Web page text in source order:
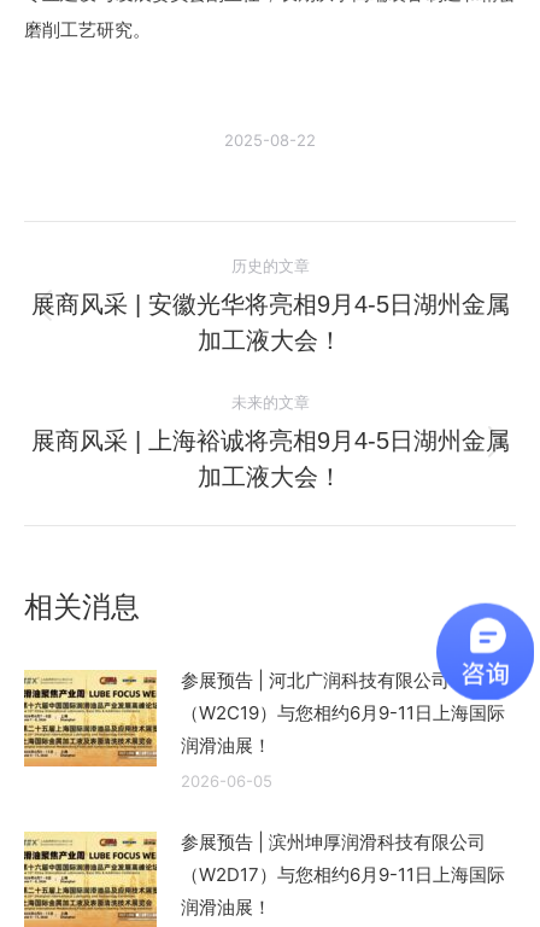
磨削工艺研究。
2025-08-22
章
历史的文章
历
史
文
章：
展商风采 | 安徽光华将亮相9月4-5日湖州金属
加工液大会！
未来的文章
未
来
的
展商风采 | 上海裕诚将亮相9月4-5日湖州金属
加工液大会！
相关消息
参展预告 | 河北广润科技有限公司
（W2C19）与您相约6月9-11日上海国际
润滑油展！
2026-06-05
参展预告 | 滨州坤厚润滑科技有限公司
（W2D17）与您相约6月9-11日上海国际
润滑油展！